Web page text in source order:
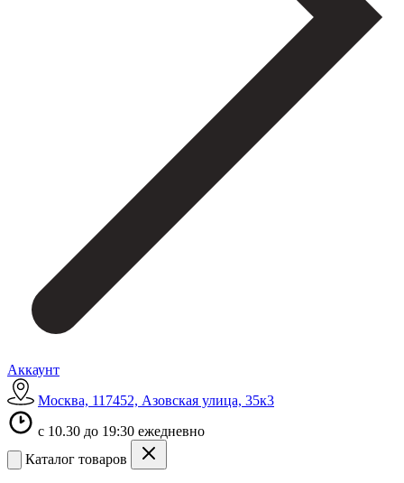
Аккаунт
Москва, 117452, Азовская улица, 35к3
с 10.30 до 19:30 ежедневно
Каталог товаров